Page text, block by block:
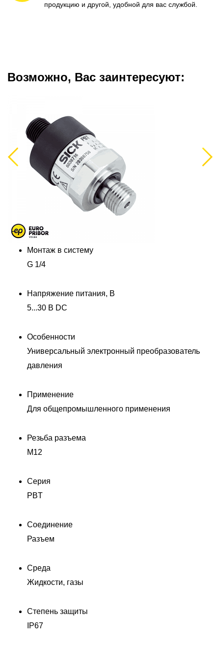
продукцию и другой, удобной для вас службой.
Возможно, Вас заинтересуют:
Previous
Монтаж в систему
G 1/4
Напряжение питания, В
5...30 В DC
Особенности
Универсальный электронный преобразователь
давления
Применение
Для общепромышленного применения
Резьба разъема
M12
Серия
PBT
Соединение
Разъем
Среда
Жидкости, газы
Степень защиты
IP67
Next